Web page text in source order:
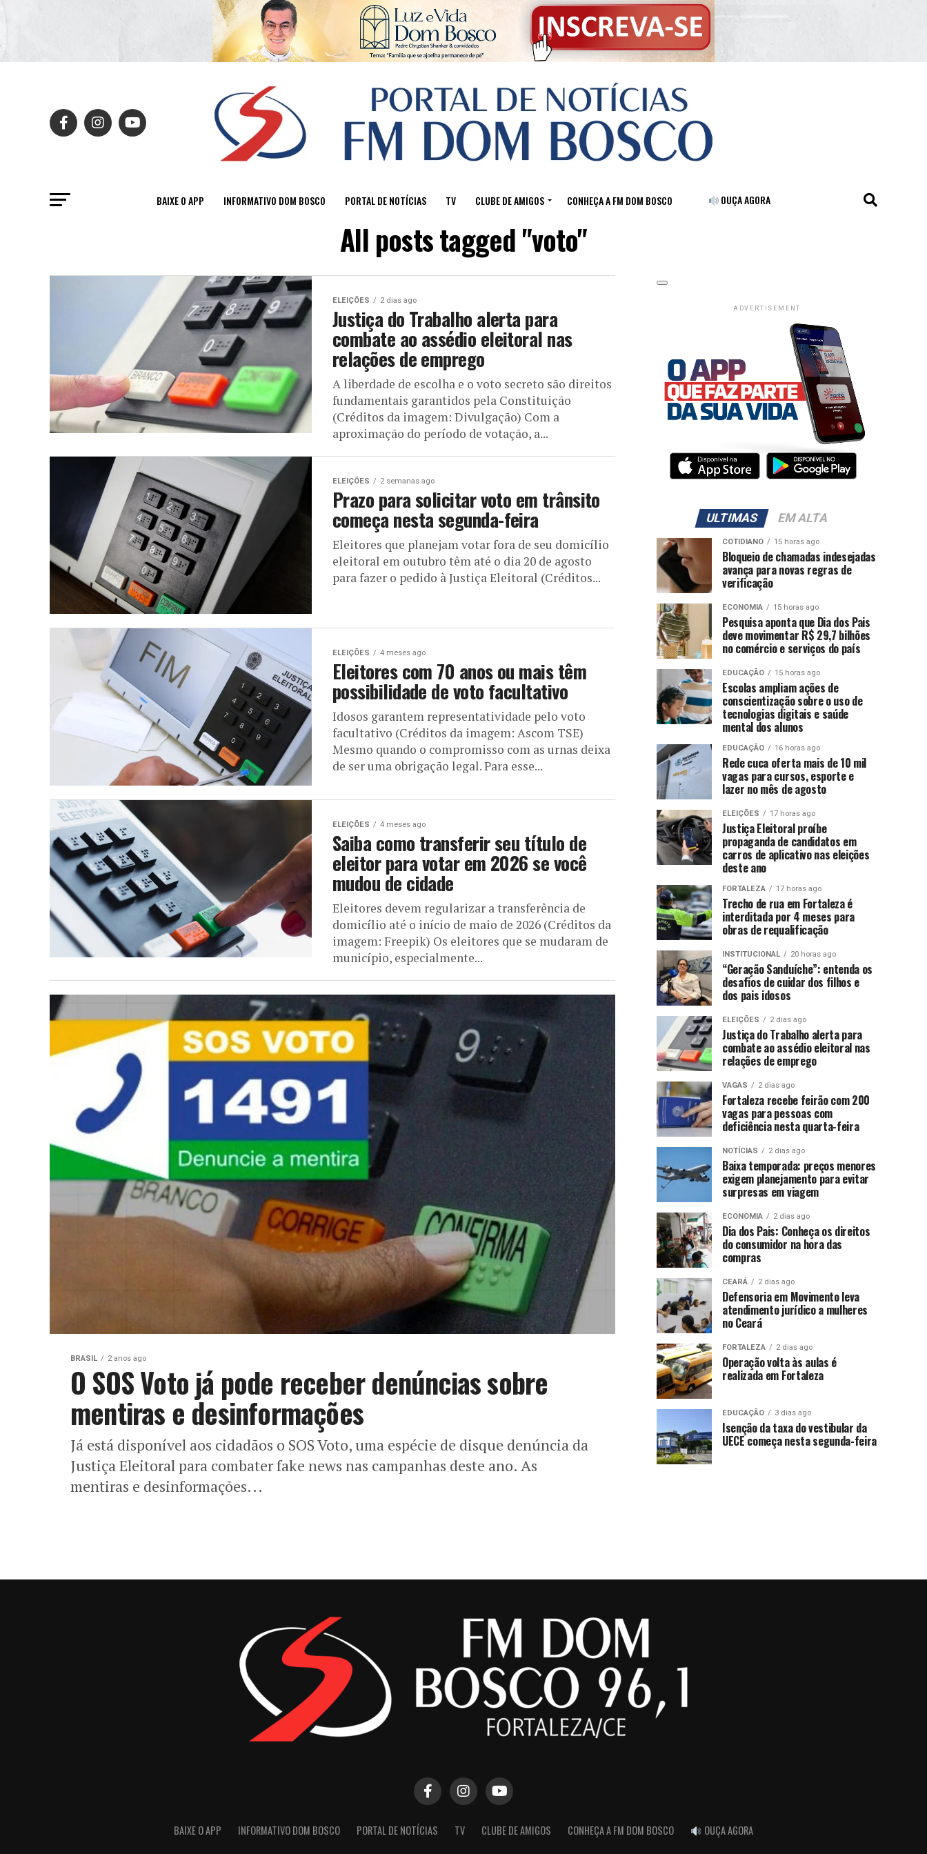
BAIXE O APP INFORMATIVO DOM BOSCO PORTAL DE NOTÍCIAS TV CLUBE DE AMIGOS CONHEÇA A FM DOM BOSCO OUÇA AGORA
All posts tagged "voto"
ELEIÇÕES 2 dias ago
Justiça do Trabalho alerta para
combate ao assédio eleitoral nas
relações de emprego
A liberdade de escolha e o voto secreto são direitos
fundamentais garantidos pela Constituição
(Créditos da imagem: Divulgação) Com a
aproximação do período de votação, a...
ELEIÇÕES 2 semanas ago
Prazo para solicitar voto em trânsito
começa nesta segunda-feira
Eleitores que planejam votar fora de seu domicílio
eleitoral em outubro têm até o dia 20 de agosto
para fazer o pedido à Justiça Eleitoral (Créditos...
ELEIÇÕES 4 meses ago
Eleitores com 70 anos ou mais têm
possibilidade de voto facultativo
Idosos garantem representatividade pelo voto
facultativo (Créditos da imagem: Ascom TSE)
Mesmo quando o compromisso com as urnas deixa
de ser uma obrigação legal. Para esse...
ELEIÇÕES 4 meses ago
Saiba como transferir seu título de
eleitor para votar em 2026 se você
mudou de cidade
Eleitores devem regularizar a transferência de
domicílio até o início de maio de 2026 (Créditos da
imagem: Freepik) Os eleitores que se mudaram de
município, especialmente...
BRASIL 2 anos ago
O SOS Voto já pode receber denúncias sobre
mentiras e desinformações
Já está disponível aos cidadãos o SOS Voto, uma espécie de disque denúncia da
Justiça Eleitoral para combater fake news nas campanhas deste ano. As
mentiras e desinformações...
ADVERTISEMENT
ULTIMAS EM ALTA
COTIDIANO 15 horas ago
Bloqueio de chamadas indesejadas
avança para novas regras de
verificação
ECONOMIA 15 horas ago
Pesquisa aponta que Dia dos Pais
deve movimentar R$ 29,7 bilhões
no comércio e serviços do país
EDUCAÇÃO 15 horas ago
Escolas ampliam ações de
conscientização sobre o uso de
tecnologias digitais e saúde
mental dos alunos
EDUCAÇÃO 16 horas ago
Rede cuca oferta mais de 10 mil
vagas para cursos, esporte e
lazer no mês de agosto
ELEIÇÕES 17 horas ago
Justiça Eleitoral proíbe
propaganda de candidatos em
carros de aplicativo nas eleições
deste ano
FORTALEZA 17 horas ago
Trecho de rua em Fortaleza é
interditada por 4 meses para
obras de requalificação
INSTITUCIONAL 20 horas ago
“Geração Sanduíche”: entenda os
desafios de cuidar dos filhos e
dos pais idosos
ELEIÇÕES 2 dias ago
Justiça do Trabalho alerta para
combate ao assédio eleitoral nas
relações de emprego
VAGAS 2 dias ago
Fortaleza recebe feirão com 200
vagas para pessoas com
deficiência nesta quarta-feira
NOTÍCIAS 2 dias ago
Baixa temporada: preços menores
exigem planejamento para evitar
surpresas em viagem
ECONOMIA 2 dias ago
Dia dos Pais: Conheça os direitos
do consumidor na hora das
compras
CEARÁ 2 dias ago
Defensoria em Movimento leva
atendimento jurídico a mulheres
no Ceará
FORTALEZA 2 dias ago
Operação volta às aulas é
realizada em Fortaleza
EDUCAÇÃO 3 dias ago
Isenção da taxa do vestibular da
UECE começa nesta segunda-feira
BAIXE O APP INFORMATIVO DOM BOSCO PORTAL DE NOTÍCIAS TV CLUBE DE AMIGOS CONHEÇA A FM DOM BOSCO OUÇA AGORA